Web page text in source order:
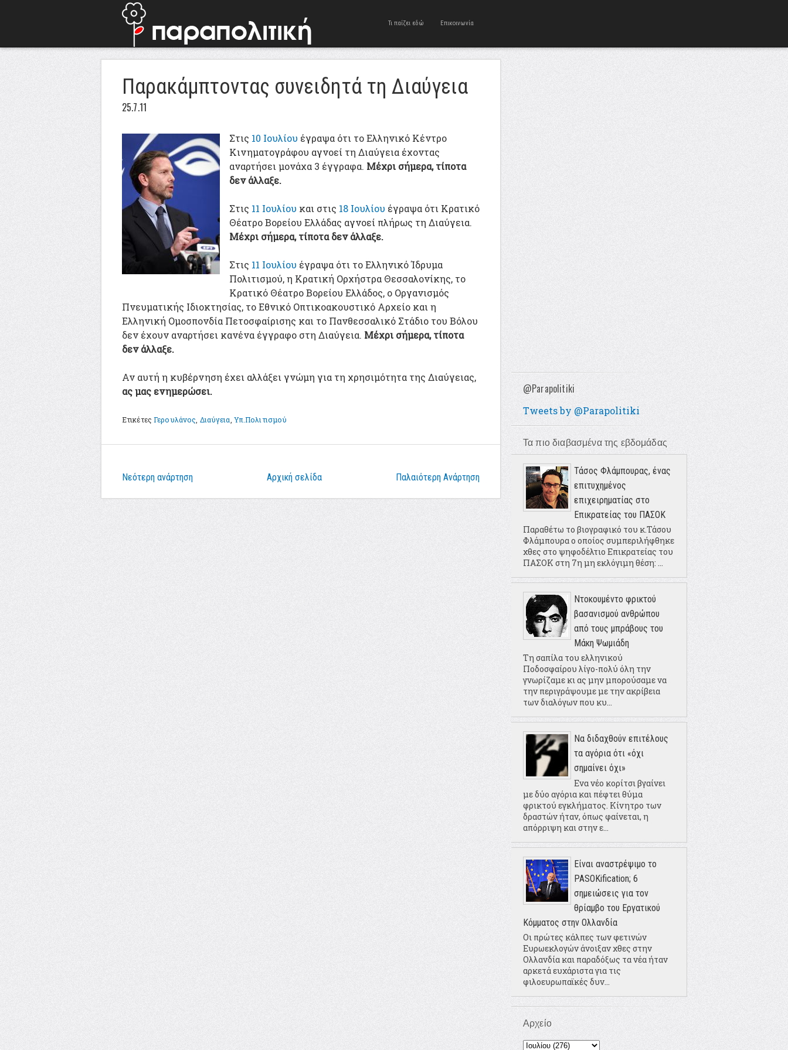
Τι παίζει εδώ Επικοινωνία
Παρακάμπτοντας συνειδητά τη Διαύγεια
25.7.11
Στις 10 Ιουλίου έγραψα ότι το Ελληνικό Κέντρο
Κινηματογράφου αγνοεί τη Διαύγεια έχοντας
αναρτήσει μονάχα 3 έγγραφα. Μέχρι σήμερα, τίποτα
δεν άλλαξε.
Στις 11 Ιουλίου και στις 18 Ιουλίου έγραψα ότι Κρατικό
Θέατρο Βορείου Ελλάδας αγνοεί πλήρως τη Διαύγεια.
Μέχρι σήμερα, τίποτα δεν άλλαξε.
Στις 11 Ιουλίου έγραψα ότι το Ελληνικό Ίδρυμα
Πολιτισμού, η Κρατική Ορχήστρα Θεσσαλονίκης, το
Κρατικό Θέατρο Βορείου Ελλάδος, ο Οργανισμός
Πνευματικής Ιδιοκτησίας, το Εθνικό Οπτικοακουστικό Αρχείο και η
Ελληνική Ομοσπονδία Πετοσφαίρισης και το Πανθεσσαλικό Στάδιο του Βόλου
δεν έχουν αναρτήσει κανένα έγγραφο στη Διαύγεια. Μέχρι σήμερα, τίποτα
δεν άλλαξε.
Αν αυτή η κυβέρνηση έχει αλλάξει γνώμη για τη χρησιμότητα της Διαύγειας,
ας μας ενημερώσει.
ΕτικέτεςΓερουλάνος Διαύγεια Υπ.Πολιτισμού
Νεότερη ανάρτηση Παλαιότερη Ανάρτηση
Αρχική σελίδα
@Parapolitiki
Tweets by @Parapolitiki
Τα πιο διαβασμένα της εβδομάδας
Τάσος Φλάμπουρας, ένας
επιτυχημένος
επιχειρηματίας στο
Επικρατείας του ΠΑΣΟΚ
Παραθέτω το βιογραφικό του κ.Τάσου
Φλάμπουρα ο οποίος συμπεριλήφθηκε
χθες στο ψηφοδέλτιο Επικρατείας του
ΠΑΣΟΚ στη 7η μη εκλόγιμη θέση: ...
Ντοκουμέντο φρικτού
βασανισμού ανθρώπου
από τους μπράβους του
Μάκη Ψωμιάδη
Τη σαπίλα του ελληνικού
Ποδοσφαίρου λίγο-πολύ όλη την
γνωρίζαμε κι ας μην μπορούσαμε να
την περιγράψουμε με την ακρίβεια
των διαλόγων που κυ...
Να διδαχθούν επιτέλους
τα αγόρια ότι «όχι
σημαίνει όχι»
Ενα νέο κορίτσι βγαίνει
με δύο αγόρια και πέφτει θύμα
φρικτού εγκλήματος. Κίνητρο των
δραστών ήταν, όπως φαίνεται, η
απόρριψη και στην ε...
Είναι αναστρέψιμο το
PASOKification; 6
σημειώσεις για τον
θρίαμβο του Εργατικού
Κόμματος στην Ολλανδία
Οι πρώτες κάλπες των φετινών
Ευρωεκλογών άνοιξαν χθες στην
Ολλανδία και παραδόξως τα νέα ήταν
αρκετά ευχάριστα για τις
φιλοευρωπαϊκές δυν...
Αρχείο